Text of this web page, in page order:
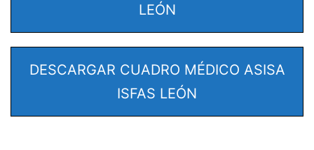
LEÓN
DESCARGAR CUADRO MÉDICO ASISA
ISFAS LEÓN